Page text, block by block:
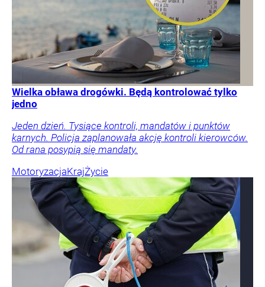
Wielka obława drogówki. Będą kontrolować tylko
jedno
Jeden dzień. Tysiące kontroli, mandatów i punktów
karnych. Policja zaplanowała akcję kontroli kierowców.
Od rana posypią się mandaty.
MotoryzacjaKrajŻycie